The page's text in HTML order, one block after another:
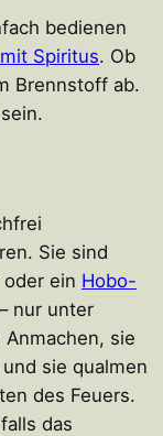
bedienen
Spiritus. Ob
Brennstoff ab.
Sie sind
ein Hobo-
nur unter
sie
sie qualmen
des Feuers.
das